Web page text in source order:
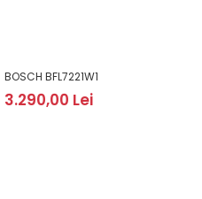
BOSCH BFL7221W1
3.290,00 Lei